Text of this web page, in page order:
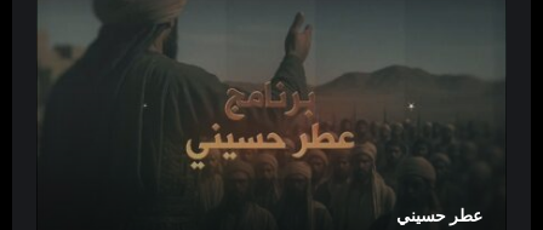
عطر حسيني